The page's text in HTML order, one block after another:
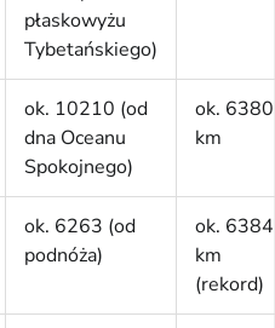
płaskowyżu
Tybetańskiego)
ok. 10210 (od
dna Oceanu
Spokojnego)
ok. 6380
km
ok. 6263 (od
podnóża)
ok. 6384
km
(rekord)